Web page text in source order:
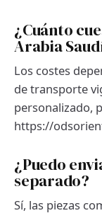
¿Cuánto
Arabia
Los costes
de transporte
personalizado,
https://
¿Puedo
separado?
Sí, las piezas